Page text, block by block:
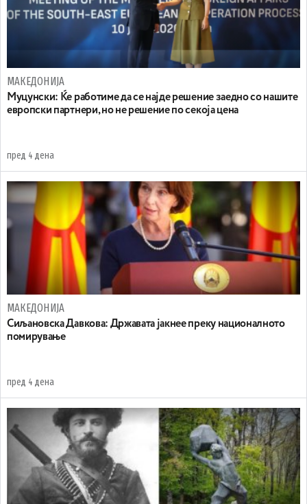
МАКЕДОНИЈА
Муцунски: Ќе работиме да се најде решение заедно со нашите
европски партнери, но не решение по секоја цена
пред 4 дена
МАКЕДОНИЈА
Сиљановска Давкова: Државата јакнее преку националното
помирување
пред 4 дена